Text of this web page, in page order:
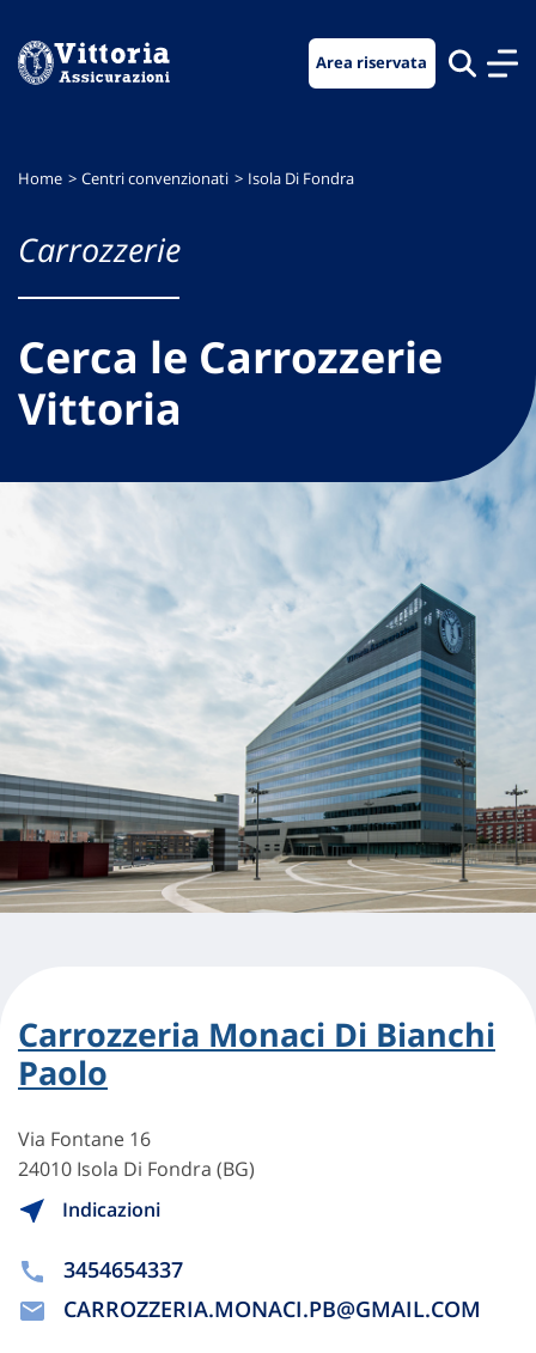
menu
contenuto
footer
Area riservata
Home Centri convenzionati Isola Di Fondra
Carrozzerie
Cerca le Carrozzerie
Vittoria
Carrozzeria Monaci Di Bianchi
Paolo
Via Fontane 16
24010 Isola Di Fondra (BG)
Indicazioni
3454654337
CARROZZERIA.MONACI.PB@GMAIL.COM